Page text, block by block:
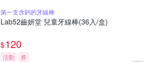
第一支含鈣的牙線棒
Lab52齒妍堂 兒童牙線棒(36入/盒)
$120
活動 券